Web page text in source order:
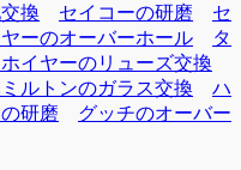
換 セイコーの研磨
セ
ーのオーバーホール
タ
イヤーのリューズ交換
ルトンのガラス交換
ハ
研磨
グッチのオーバー